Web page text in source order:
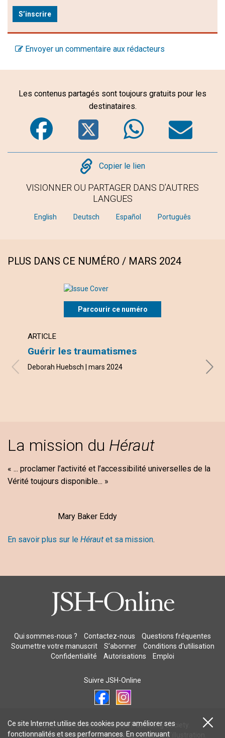
S’inscrire
Envoyer un commentaire aux rédacteurs
Les contenus partagés sont toujours gratuits pour les
destinataires.
Facebook
Twitter
Copy
Copier le lien
VISIONNER OU PARTAGER DANS D’AUTRES
LANGUES
English Deutsch Español Português
PLUS DANS CE NUMÉRO / MARS 2024
Parcourir ce numéro
ARTICLE
Guérir les traumatismes
Deborah Huebsch | mars 2024
La mission du Héraut
« ... proclamer l’activité et l’accessibilité universelles de la
Vérité toujours disponible... »
Mary Baker Eddy
En savoir plus sur le Héraut et sa mission.
Qui sommes-nous ? Contactez-nous
Questions fréquentes
Soumettre votre manuscrit
S’abonner
Conditions d'utilisation
Confidentialité
Autorisations Emploi
Suivre JSH-Online
© 2026 The Christian Science Publishing Society.
Modèles utilisés uniquement pour des besoins d'illustration.
Ce site Internet utilise des cookies pour améliorer ses
fonctionnalités et ses performances. En continuant